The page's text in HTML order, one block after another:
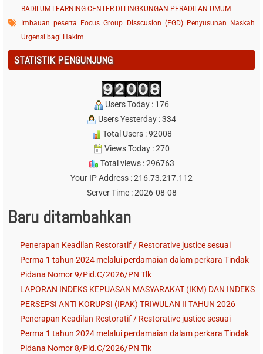
BADILUM LEARNING CENTER DI LINGKUNGAN PERADILAN UMUM
Imbauan peserta Focus Group Disscusion (FGD) Penyusunan Naskah
Urgensi bagi Hakim
STATISTIK PENGUNJUNG
Users Today : 176
Users Yesterday : 334
Total Users : 92008
Views Today : 270
Total views : 296763
Your IP Address : 216.73.217.112
Server Time : 2026-08-08
Baru ditambahkan
Penerapan Keadilan Restoratif / Restorative justice sesuai
Perma 1 tahun 2024 melalui perdamaian dalam perkara Tindak
Pidana Nomor 9/Pid.C/2026/PN Tlk
LAPORAN INDEKS KEPUASAN MASYARAKAT (IKM) DAN INDEKS
PERSEPSI ANTI KORUPSI (IPAK) TRIWULAN II TAHUN 2026
Penerapan Keadilan Restoratif / Restorative justice sesuai
Perma 1 tahun 2024 melalui perdamaian dalam perkara Tindak
Pidana Nomor 8/Pid.C/2026/PN Tlk